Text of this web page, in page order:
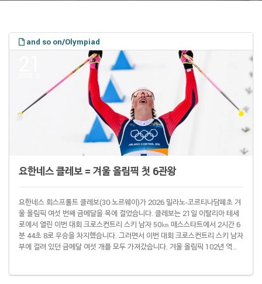
and so on/Olympiad
요한네스 클레보 = 겨울 올림픽 첫 6관왕
요한네스 회스프롤트 클레보(30·노르웨이)가 2026 밀라노-코르티나담페초 겨
울 올림픽 여섯 번째 금메달을 목에 걸었습니다. 클레보는 21일 이탈리아 테세
로에서 열린 이번 대회 크로스컨트리 스키 남자 50㎞ 매스스타트에서 2시간 6
분 44초 8로 우승을 차지했습니다. 그러면서 이번 대회 크로스컨트리 스키 남자
부에 걸려 있던 금메달 여섯 개를 모두 가져갔습니다. 겨울 올림픽 102년 역사